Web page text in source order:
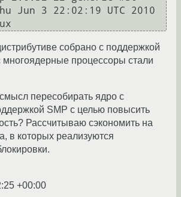
Jun 3 22:02:19 UTC 2010
собрано с поддержкой
многоядерные процессоры стали
пересобирать ядро с
SMP с целью повысить
Рассчитываю сэкономить на
в которых реализуются
+00:00